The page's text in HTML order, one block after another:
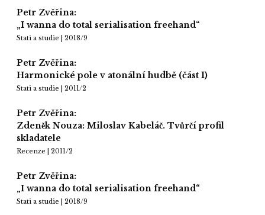
Petr Zvěřina:
„I wanna do total serialisation freehand“
Stati a studie | 2018/9
Petr Zvěřina:
Harmonické pole v atonální hudbě (část 1)
Stati a studie | 2011/2
Petr Zvěřina:
Zdeněk Nouza: Miloslav Kabeláč. Tvůrčí profil
skladatele
Recenze | 2011/2
Petr Zvěřina:
„I wanna do total serialisation freehand“
Stati a studie | 2018/9